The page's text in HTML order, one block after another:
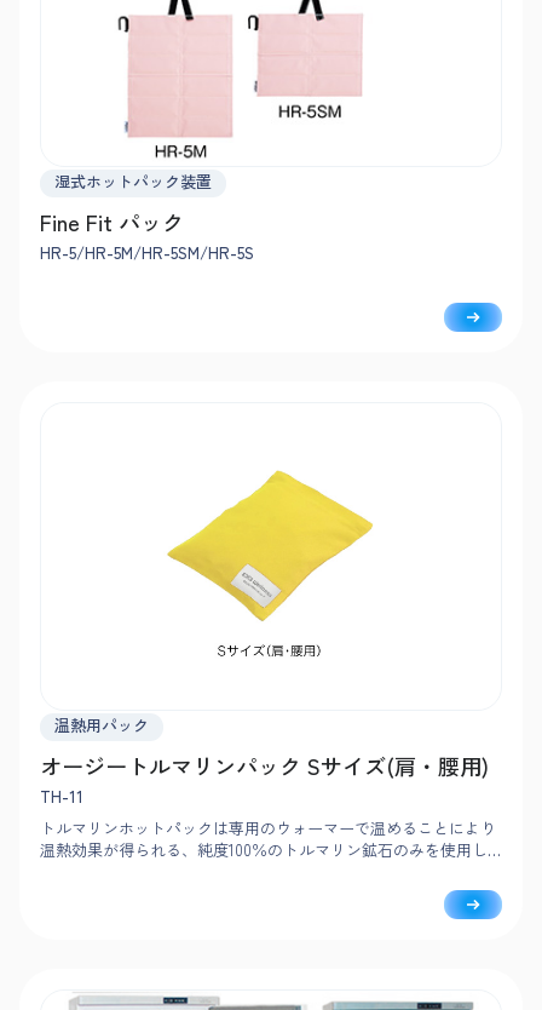
湿式ホットパック装置
Fine Fit パック
HR-5/HR-5M/HR-5SM/HR-5S
温熱用パック
オージートルマリンパック Sサイズ(肩・腰用)
TH-11
トルマリンホットパックは専用のウォーマーで温めることにより
温熱効果が得られる、純度100％のトルマリン鉱石のみを使用し
では体感することのできない温熱効果やリラックス効果が期待さ
れます。南米ブラジル産トルマリン鉱石100%のみを使用。